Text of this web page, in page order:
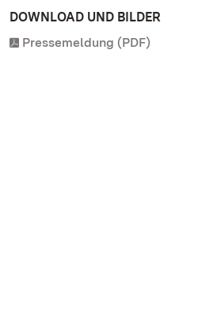
DOWNLOAD UND BILDER
Pressemeldung (PDF)